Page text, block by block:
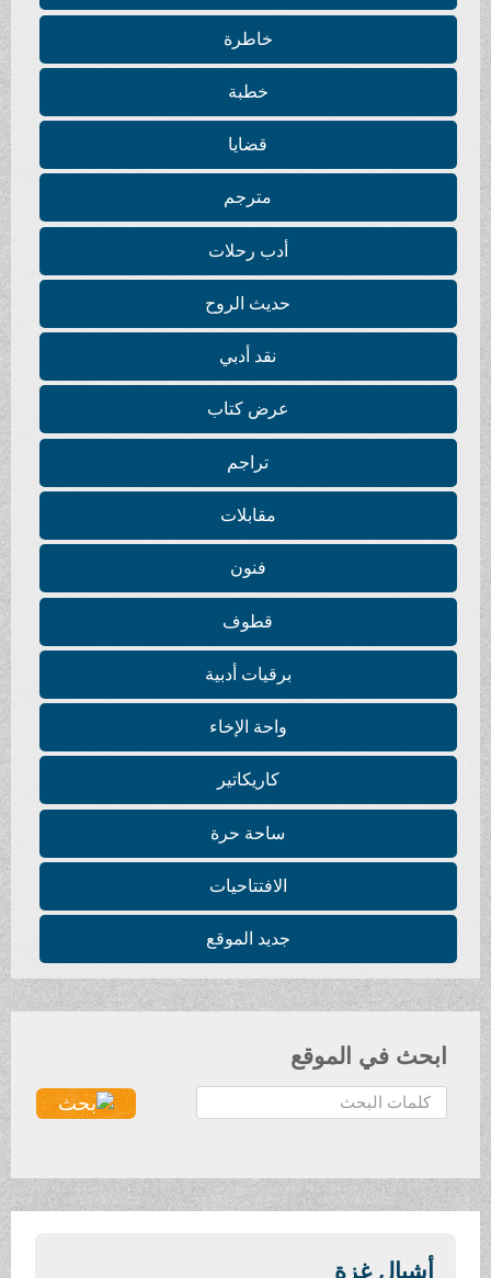
خاطرة
خطبة
قضايا
مترجم
أدب رحلات
حديث الروح
نقد أدبي
عرض كتاب
تراجم
مقابلات
فنون
قطوف
برقيات أدبية
واحة الإخاء
كاريكاتير
ساحة حرة
الافتتاحيات
جديد الموقع
ابحث في الموقع
ح
ث
أشبال غزة